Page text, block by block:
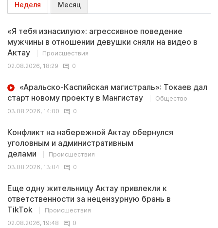
Неделя Месяц
«Я тебя изнасилую»: агрессивное поведение
мужчины в отношении девушки сняли на видео в
Актау
Происшествия
02.08.2026, 18:29
0
«Аральско-Каспийская магистраль»: Токаев дал
старт новому проекту в Мангистау
Общество
03.08.2026, 14:00
0
Конфликт на набережной Актау обернулся
уголовным и административным
делами
Происшествия
03.08.2026, 13:04
0
Еще одну жительницу Актау привлекли к
ответственности за нецензурную брань в
TikTok
Происшествия
02.08.2026, 19:48
0